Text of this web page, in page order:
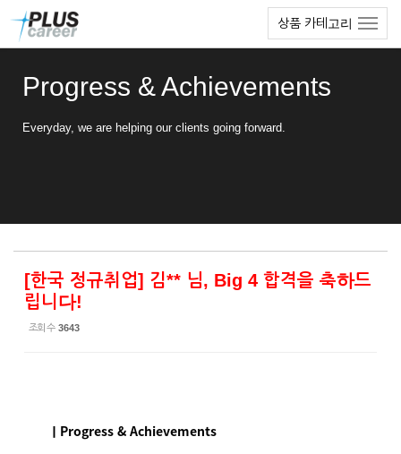
상품 카테고리
Progress & Achievements
Everyday, we are helping our clients going forward.
[한국 정규취업] 김** 님, Big 4 합격을 축하드
립니다!
조회 수 3643
ㅣProgress & Achievements